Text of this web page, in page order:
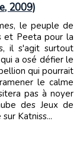
2009)
et Peeta pour la
il s'agit surtout
a osé défier le
qui pourrait
le calme
pas à noyer
des Jeux de
Katniss...